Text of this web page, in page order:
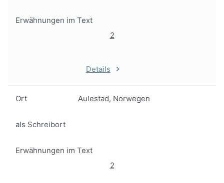
Erwähnungen im Text
2
Details
Ort Aulestad, Norwegen
als Schreibort
Erwähnungen im Text
2